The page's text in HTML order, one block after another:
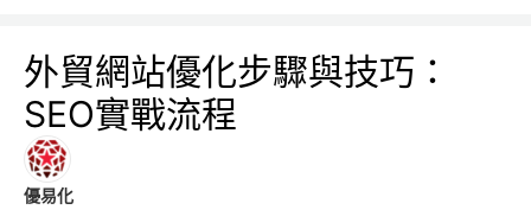
外貿網站優化步驟與技巧：
SEO實戰流程
優易化